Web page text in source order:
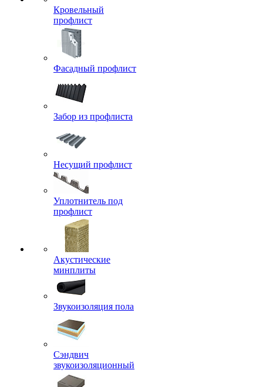
Кровельный
профлист
Фасадный профлист
Забор из профлиста
Несущий профлист
Уплотнитель под
профлист
Акустические
минплиты
Звукоизоляция пола
Сэндвич
звукоизоляционный